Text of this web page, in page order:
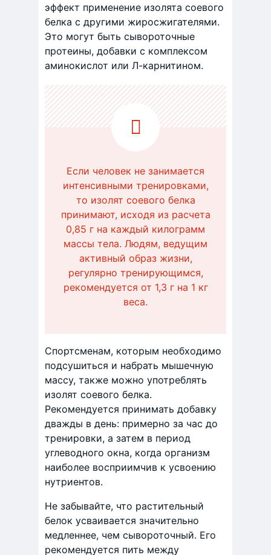
эффект применение изолята соевого
белка с другими жиросжигателями.
Это могут быть сывороточные
протеины, добавки с комплексом
аминокислот или Л-карнитином.
Если человек не занимается
интенсивными тренировками,
то изолят соевого белка
принимают, исходя из расчета
0,85 г на каждый килограмм
массы тела. Людям, ведущим
активный образ жизни,
регулярно тренирующимся,
рекомендуется от 1,3 г на 1 кг
веса.
Спортсменам, которым необходимо
подсушиться и набрать мышечную
массу, также можно употреблять
изолят соевого белка.
Рекомендуется принимать добавку
дважды в день: примерно за час до
тренировки, а затем в период
углеводного окна, когда организм
наиболее восприимчив к усвоению
нутриентов.
Не забывайте, что растительный
белок усваивается значительно
медленнее, чем сывороточный. Его
рекомендуется пить между